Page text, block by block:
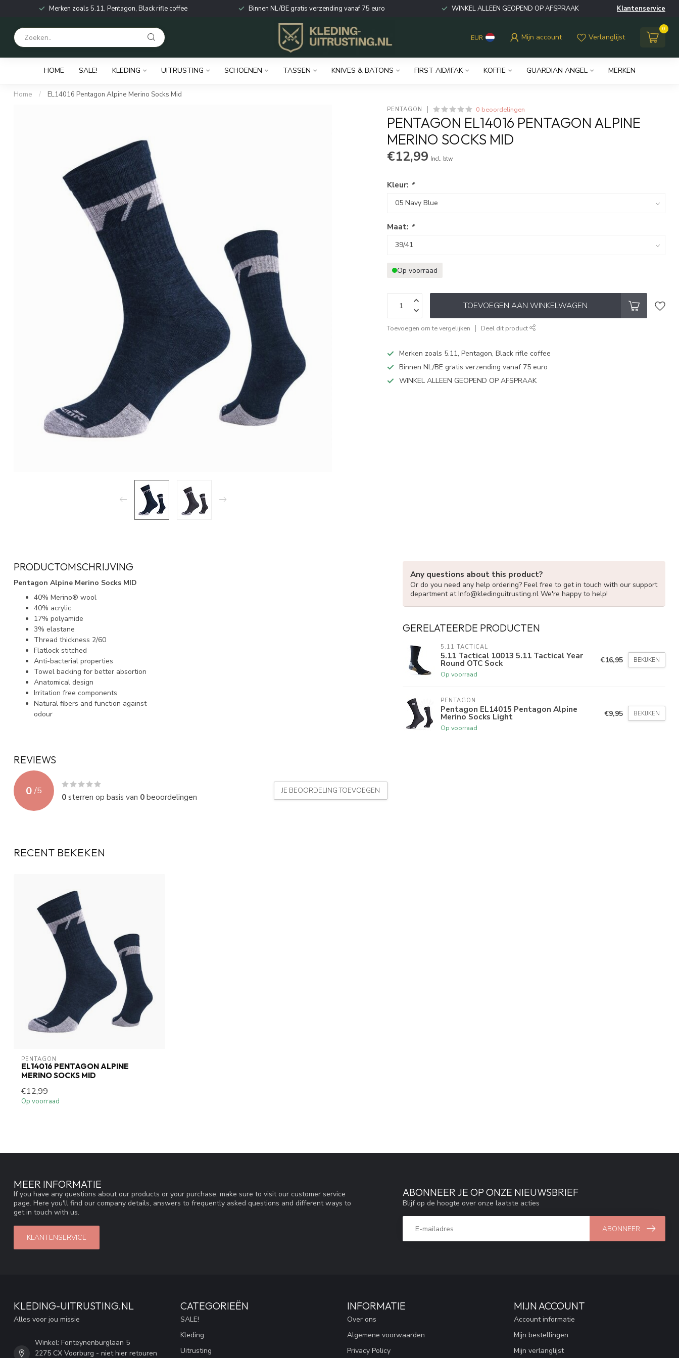
Merken zoals 5.11, Pentagon, Black rifle coffee Binnen NL/BE gratis verzending vanaf 75 euro WINKEL ALLEEN GEOPEND OP AFSPRAAK Klantenservice
EUR Mijn account Verlanglijst
0
HOME SALE! KLEDING UITRUSTING SCHOENEN TASSEN KNIVES & BATONS FIRST AID/IFAK KOFFIE GUARDIAN ANGEL MERKEN
Home / EL14016 Pentagon Alpine Merino Socks Mid
PENTAGON 0 beoordelingen
PENTAGON EL14016 PENTAGON ALPINE
MERINO SOCKS MID
€12,99 Incl. btw
Kleur: *
Maat: *
Op voorraad
TOEVOEGEN AAN WINKELWAGEN
Toevoegen om te vergelijken Deel dit product
Merken zoals 5.11, Pentagon, Black rifle coffee
Binnen NL/BE gratis verzending vanaf 75 euro
WINKEL ALLEEN GEOPEND OP AFSPRAAK
PRODUCTOMSCHRIJVING
Pentagon Alpine Merino Socks MID
40% Merino® wool
40% acrylic
17% polyamide
3% elastane
Thread thickness 2/60
Flatlock stitched
Anti-bacterial properties
Towel backing for better absortion
Anatomical design
Irritation free components
Natural fibers and function against
odour
REVIEWS
0 /5
0sterren op basis van 0beoordelingen
JE BEOORDELING TOEVOEGEN
Any questions about this product?
Or do you need any help ordering? Feel free to get in touch with our support
department atInfo@kledinguitrusting.nl We're happy to help!
GERELATEERDE PRODUCTEN
5.11 TACTICAL
5.11 Tactical 10013 5.11 Tactical Year
Round OTC Sock
Op voorraad
€16,95 BEKIJKEN
PENTAGON
Pentagon EL14015 Pentagon Alpine
Merino Socks Light
Op voorraad
€9,95 BEKIJKEN
RECENT BEKEKEN
PENTAGON
EL14016 PENTAGON ALPINE
MERINO SOCKS MID
€12,99
Op voorraad
MEER INFORMATIE
If you have any questions about our products or your purchase, make sure to visit our customer service
page. Here you'll find our company details, answers to frequently asked questions and different ways to
get in touch with us.
KLANTENSERVICE
ABONNEER JE OP ONZE NIEUWSBRIEF
Blijf op de hoogte over onze laatste acties
ABONNEER
KLEDING-UITRUSTING.NL
Alles voor jou missie
Winkel: Fonteynenburglaan 5
2275 CX Voorburg - niet hier retouren
CATEGORIEËN
SALE!
Kleding
Uitrusting
INFORMATIE
Over ons
Algemene voorwaarden
Privacy Policy
MIJN ACCOUNT
Account informatie
Mijn bestellingen
Mijn verlanglijst